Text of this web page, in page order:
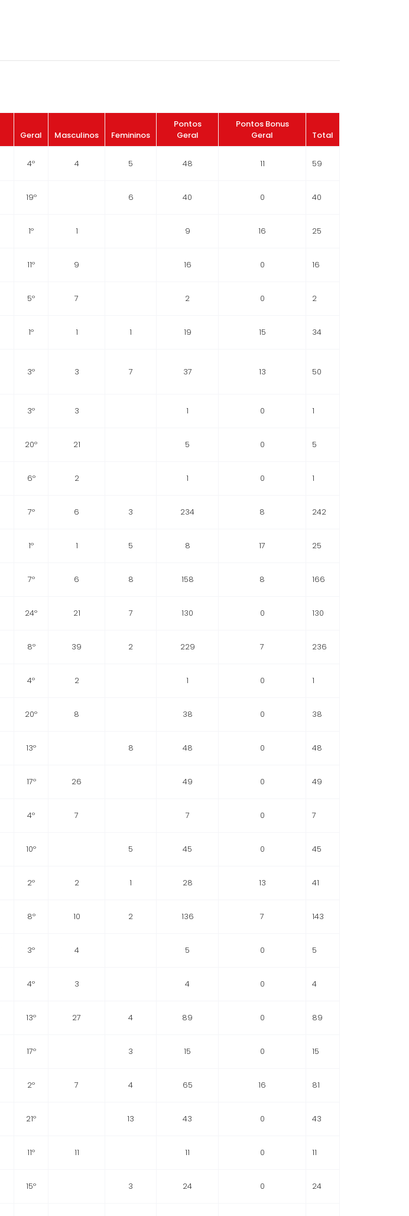
Geral Masculinos Femininos
Pontos
Geral
Pontos Bonus
Geral
Total
4º 4 5 48 11 59
19º 6 40 0 40
1º 1 9 16 25
11º 9 16 0 16
5º 7 2 0 2
1º 1 1 19 15 34
3º 3 7 37 13 50
3º 3 1 0 1
20º 21 5 0 5
6º 2 1 0 1
7º 6 3 234 8 242
1º 1 5 8 17 25
7º 6 8 158 8 166
24º 21 7 130 0 130
8º 39 2 229 7 236
4º 2 1 0 1
20º 8 38 0 38
13º 8 48 0 48
17º 26 49 0 49
4º 7 7 0 7
10º 5 45 0 45
2º 2 1 28 13 41
8º 10 2 136 7 143
3º 4 5 0 5
4º 3 4 0 4
13º 27 4 89 0 89
17º 3 15 0 15
2º 7 4 65 16 81
21º 13 43 0 43
11º 11 11 0 11
15º 3 24 0 24